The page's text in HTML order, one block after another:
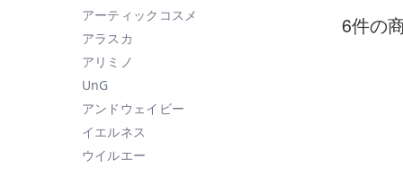
アーティックコスメ
アラスカ
アリミノ
UnG
アンドウェイビー
イエルネス
ウイルエー
6件の